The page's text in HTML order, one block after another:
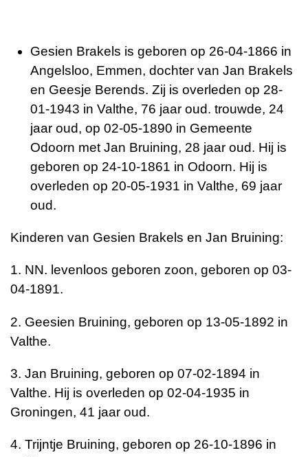
Gesien Brakels is geboren op 26-04-1866 in
Angelsloo, Emmen, dochter van Jan Brakels
en Geesje Berends. Zij is overleden op 28-
01-1943 in Valthe, 76 jaar oud. trouwde, 24
jaar oud, op 02-05-1890 in Gemeente
Odoorn met Jan Bruining, 28 jaar oud. Hij is
geboren op 24-10-1861 in Odoorn. Hij is
overleden op 20-05-1931 in Valthe, 69 jaar
oud.
Kinderen van Gesien Brakels en Jan Bruining:
1. NN. levenloos geboren zoon, geboren op 03-
04-1891.
2. Geesien Bruining, geboren op 13-05-1892 in
Valthe.
3. Jan Bruining, geboren op 07-02-1894 in
Valthe. Hij is overleden op 02-04-1935 in
Groningen, 41 jaar oud.
4. Trijntje Bruining, geboren op 26-10-1896 in